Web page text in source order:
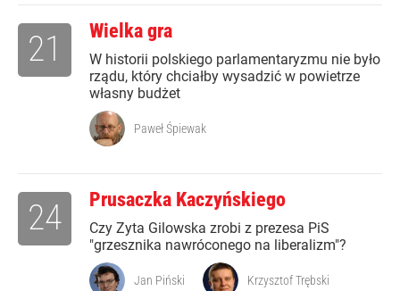
Wielka gra
W historii polskiego parlamentaryzmu nie było
rządu, który chciałby wysadzić w powietrze
własny budżet
21
Paweł Śpiewak
Prusaczka Kaczyńskiego
Czy Zyta Gilowska zrobi z prezesa PiS
"grzesznika nawróconego na liberalizm"?
24
Jan Piński Krzysztof Trębski